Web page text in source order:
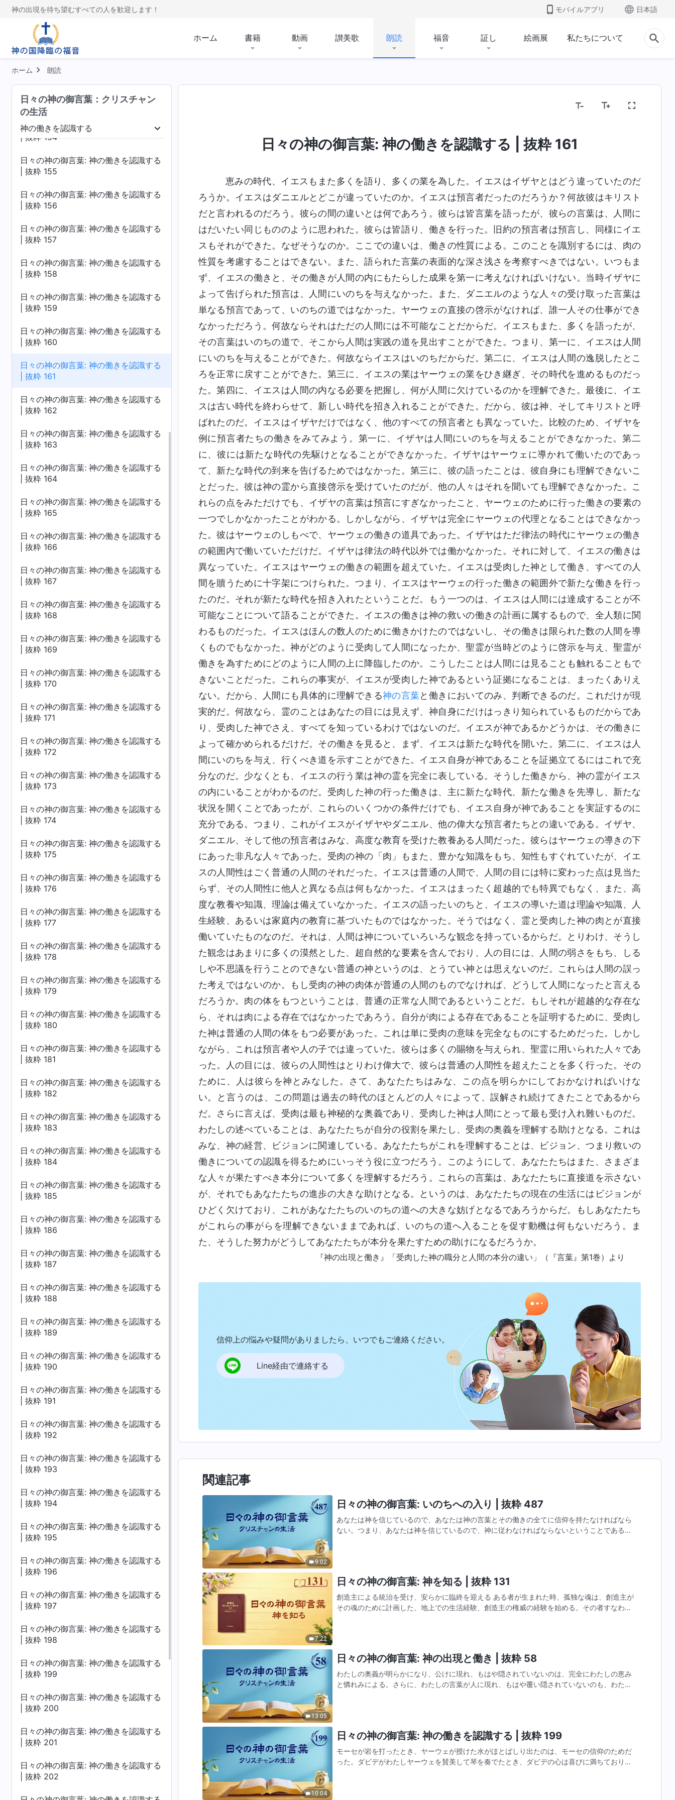
神の出現を待ち望むすべての人を歓迎します！ モバイルアプリ 日本語
ホーム 書籍 動画 讃美歌 朗読 福音 証し 絵画展 私たちについて
ホーム 朗読
日々の神の御言葉：クリスチャン
の生活
神の働きを認識する
受肉 神の働きを認識する 神の性質、および神が所有するものと神そのもの 聖書にまつわる奥義 宗教的観念を暴く 人類の堕落を暴く
日々の神の御言葉: 神の働きを認識する
| 抜粋 151
| 抜粋 152
日々の神の御言葉: 神の働きを認識する
| 抜粋 153
日々の神の御言葉: 神の働きを認識する
| 抜粋 154
日々の神の御言葉: 神の働きを認識する
| 抜粋 155
日々の神の御言葉: 神の働きを認識する
| 抜粋 156
日々の神の御言葉: 神の働きを認識する
| 抜粋 157
日々の神の御言葉: 神の働きを認識する
| 抜粋 158
日々の神の御言葉: 神の働きを認識する
| 抜粋 159
日々の神の御言葉: 神の働きを認識する
| 抜粋 160
日々の神の御言葉: 神の働きを認識する
| 抜粋 161
日々の神の御言葉: 神の働きを認識する
| 抜粋 162
日々の神の御言葉: 神の働きを認識する
| 抜粋 163
日々の神の御言葉: 神の働きを認識する
| 抜粋 164
日々の神の御言葉: 神の働きを認識する
| 抜粋 165
日々の神の御言葉: 神の働きを認識する
| 抜粋 166
日々の神の御言葉: 神の働きを認識する
| 抜粋 167
日々の神の御言葉: 神の働きを認識する
| 抜粋 168
日々の神の御言葉: 神の働きを認識する
| 抜粋 169
日々の神の御言葉: 神の働きを認識する
| 抜粋 170
日々の神の御言葉: 神の働きを認識する
| 抜粋 171
日々の神の御言葉: 神の働きを認識する
| 抜粋 172
日々の神の御言葉: 神の働きを認識する
| 抜粋 173
日々の神の御言葉: 神の働きを認識する
| 抜粋 174
日々の神の御言葉: 神の働きを認識する
| 抜粋 175
日々の神の御言葉: 神の働きを認識する
| 抜粋 176
日々の神の御言葉: 神の働きを認識する
| 抜粋 177
日々の神の御言葉: 神の働きを認識する
| 抜粋 178
日々の神の御言葉: 神の働きを認識する
| 抜粋 179
日々の神の御言葉: 神の働きを認識する
| 抜粋 180
日々の神の御言葉: 神の働きを認識する
| 抜粋 181
日々の神の御言葉: 神の働きを認識する
| 抜粋 182
日々の神の御言葉: 神の働きを認識する
| 抜粋 183
日々の神の御言葉: 神の働きを認識する
| 抜粋 184
日々の神の御言葉: 神の働きを認識する
| 抜粋 185
日々の神の御言葉: 神の働きを認識する
| 抜粋 186
日々の神の御言葉: 神の働きを認識する
| 抜粋 187
日々の神の御言葉: 神の働きを認識する
| 抜粋 188
日々の神の御言葉: 神の働きを認識する
| 抜粋 189
日々の神の御言葉: 神の働きを認識する
| 抜粋 190
日々の神の御言葉: 神の働きを認識する
| 抜粋 191
日々の神の御言葉: 神の働きを認識する
| 抜粋 192
日々の神の御言葉: 神の働きを認識する
| 抜粋 193
日々の神の御言葉: 神の働きを認識する
| 抜粋 194
日々の神の御言葉: 神の働きを認識する
| 抜粋 195
日々の神の御言葉: 神の働きを認識する
| 抜粋 196
日々の神の御言葉: 神の働きを認識する
| 抜粋 197
日々の神の御言葉: 神の働きを認識する
| 抜粋 198
日々の神の御言葉: 神の働きを認識する
| 抜粋 199
日々の神の御言葉: 神の働きを認識する
| 抜粋 200
日々の神の御言葉: 神の働きを認識する
| 抜粋 201
日々の神の御言葉: 神の働きを認識する
| 抜粋 202
日々の神の御言葉: 神の働きを認識する | 抜粋 161
恵みの時代、イエスもまた多くを語り、多くの業を為した。イエスはイザヤとはどう違っていたのだ
ろうか。イエスはダニエルとどこが違っていたのか。イエスは預言者だったのだろうか？何故彼はキリスト
だと言われるのだろう。彼らの間の違いとは何であろう。彼らは皆言葉を語ったが、彼らの言葉は、人間に
はだいたい同じもののように思われた。彼らは皆語り、働きを行った。旧約の預言者は預言し、同様にイエ
スもそれができた。なぜそうなのか。ここでの違いは、働きの性質による。このことを識別するには、肉の
性質を考慮することはできない。また、語られた言葉の表面的な深さ浅さを考察すべきではない。いつもま
ず、イエスの働きと、その働きが人間の内にもたらした成果を第一に考えなければいけない。当時イザヤに
よって告げられた預言は、人間にいのちを与えなかった。また、ダニエルのような人々の受け取った言葉は
単なる預言であって、いのちの道ではなかった。ヤーウェの直接の啓示がなければ、誰一人その仕事ができ
なかっただろう。何故ならそれはただの人間には不可能なことだからだ。イエスもまた、多くを語ったが、
その言葉はいのちの道で、そこから人間は実践の道を見出すことができた。つまり、第一に、イエスは人間
にいのちを与えることができた。何故ならイエスはいのちだからだ。第二に、イエスは人間の逸脱したとこ
ろを正常に戻すことができた。第三に、イエスの業はヤーウェの業をひき継ぎ、その時代を進めるものだっ
た。第四に、イエスは人間の内なる必要を把握し、何が人間に欠けているのかを理解できた。最後に、イエ
スは古い時代を終わらせて、新しい時代を招き入れることができた。だから、彼は神、そしてキリストと呼
ばれたのだ。イエスはイザヤだけではなく、他のすべての預言者とも異なっていた。比較のため、イザヤを
例に預言者たちの働きをみてみよう。第一に、イザヤは人間にいのちを与えることができなかった。第二
に、彼には新たな時代の先駆けとなることができなかった。イザヤはヤーウェに導かれて働いたのであっ
て、新たな時代の到来を告げるためではなかった。第三に、彼の語ったことは、彼自身にも理解できないこ
とだった。彼は神の霊から直接啓示を受けていたのだが、他の人々はそれを聞いても理解できなかった。こ
れらの点をみただけでも、イザヤの言葉は預言にすぎなかったこと、ヤーウェのために行った働きの要素の
一つでしかなかったことがわかる。しかしながら、イザヤは完全にヤーウェの代理となることはできなかっ
た。彼はヤーウェのしもべで、ヤーウェの働きの道具であった。イザヤはただ律法の時代にヤーウェの働き
の範囲内で働いていただけだ。イザヤは律法の時代以外では働かなかった。それに対して、イエスの働きは
異なっていた。イエスはヤーウェの働きの範囲を超えていた。イエスは受肉した神として働き、すべての人
間を贖うために十字架につけられた。つまり、イエスはヤーウェの行った働きの範囲外で新たな働きを行っ
たのだ。それが新たな時代を招き入れたということだ。もう一つのは、イエスは人間には達成することが不
可能なことについて語ることができた。イエスの働きは神の救いの働きの計画に属するもので、全人類に関
わるものだった。イエスはほんの数人のために働きかけたのではないし、その働きは限られた数の人間を導
くものでもなかった。神がどのように受肉して人間になったか、聖霊が当時どのように啓示を与え、聖霊が
働きを為すためにどのように人間の上に降臨したのか。こうしたことは人間には見ることも触れることもで
きないことだった。これらの事実が、イエスが受肉した神であるという証拠になることは、まったくありえ
ない。だから、人間にも具体的に理解できる神の言葉と働きにおいてのみ、判断できるのだ。これだけが現
実的だ。何故なら、霊のことはあなたの目には見えず、神自身にだけはっきり知られているものだからであ
り、受肉した神でさえ、すべてを知っているわけではないのだ。イエスが神であるかどうかは、その働きに
よって確かめられるだけだ。その働きを見ると、まず、イエスは新たな時代を開いた。第二に、イエスは人
間にいのちを与え、行くべき道を示すことができた。イエス自身が神であることを証拠立てるにはこれで充
分なのだ。少なくとも、イエスの行う業は神の霊を完全に表している。そうした働きから、神の霊がイエス
の内にいることがわかるのだ。受肉した神の行った働きは、主に新たな時代、新たな働きを先導し、新たな
状況を開くことであったが、これらのいくつかの条件だけでも、イエス自身が神であることを実証するのに
充分である。つまり、これがイエスがイザヤやダニエル、他の偉大な預言者たちとの違いである。イザヤ、
ダニエル、そして他の預言者はみな、高度な教育を受けた教養ある人間だった。彼らはヤーウェの導きの下
にあった非凡な人々であった。受肉の神の「肉」もまた、豊かな知識をもち、知性もすぐれていたが、イエ
スの人間性はごく普通の人間のそれだった。イエスは普通の人間で、人間の目には特に変わった点は見当た
らず、その人間性に他人と異なる点は何もなかった。イエスはまったく超越的でも特異でもなく、また、高
度な教養や知識、理論は備えていなかった。イエスの語ったいのちと、イエスの導いた道は理論や知識、人
生経験、あるいは家庭内の教育に基づいたものではなかった。そうではなく、霊と受肉した神の肉とが直接
働いていたものなのだ。それは、人間は神についていろいろな観念を持っているからだ。とりわけ、そうし
た観念はあまりに多くの漠然とした、超自然的な要素を含んでおり、人の目には、人間の弱さをもち、しる
しや不思議を行うことのできない普通の神というのは、とうてい神とは思えないのだ。これらは人間の誤っ
た考えではないのか。もし受肉の神の肉体が普通の人間のものでなければ、どうして人間になったと言える
だろうか。肉の体をもつということは、普通の正常な人間であるということだ。もしそれが超越的な存在な
ら、それは肉による存在ではなかったであろう。自分が肉による存在であることを証明するために、受肉し
た神は普通の人間の体をもつ必要があった。これは単に受肉の意味を完全なものにするためだった。しかし
ながら、これは預言者や人の子では違っていた。彼らは多くの賜物を与えられ、聖霊に用いられた人々であ
った。人の目には、彼らの人間性はとりわけ偉大で、彼らは普通の人間性を超えたことを多く行った。その
ために、人は彼らを神とみなした。さて、あなたたちはみな、この点を明らかにしておかなければいけな
い。と言うのは、この問題は過去の時代のほとんどの人々によって、誤解され続けてきたことであるから
だ。さらに言えば、受肉は最も神秘的な奥義であり、受肉した神は人間にとって最も受け入れ難いものだ。
わたしの述べていることは、あなたたちが自分の役割を果たし、受肉の奥義を理解する助けとなる。これは
みな、神の経営、ビジョンに関連している。あなたたちがこれを理解することは、ビジョン、つまり救いの
働きについての認識を得るためにいっそう役に立つだろう。このようにして、あなたたちはまた、さまざま
な人々が果たすべき本分について多くを理解するだろう。これらの言葉は、あなたたちに直接道を示さない
が、それでもあなたたちの進歩の大きな助けとなる。というのは、あなたたちの現在の生活にはビジョンが
ひどく欠けており、これがあなたたちのいのちの道への大きな妨げとなるであろうからだ。もしあなたたち
がこれらの事がらを理解できないままであれば、いのちの道へ入ることを促す動機は何もないだろう。ま
た、そうした努力がどうしてあなたたちが本分を果たすための助けになるだろうか。
『神の出現と働き』「受肉した神の職分と人間の本分の違い」（『言葉』第1巻）より
信仰上の悩みや疑問がありましたら、いつでもご連絡ください。
Line経由で連絡する
関連記事
9:02
日々の神の御言葉: いのちへの入り | 抜粋 487
あなたは神を信じているので、あなたは神の言葉とその働きの全てに信仰を持たなければなら
ない。つまり、あなたは神を信じているので、神に従わなければならないということである。
7:22
日々の神の御言葉: 神を知る | 抜粋 131
創造主による統治を受け、安らかに臨終を迎える ある者が生まれた時、孤独な魂は、創造主が
その魂のために計画した、地上での生活経験、創造主の権威の経験を始める。その者すなわち
13:05
日々の神の御言葉: 神の出現と働き | 抜粋 58
わたしの奥義が明らかになり、公けに現れ、もはや隠されていないのは、完全にわたしの恵み
と憐れみによる。さらに、わたしの言葉が人に現れ、もはや覆い隠されていないのも、わたし
10:04
日々の神の御言葉: 神の働きを認識する | 抜粋 199
モーセが岩を打ったとき、ヤーウェが授けた水がほとばしり出たのは、モーセの信仰のためだ
った。ダビデがわたしヤーウェを賛美して琴を奏でたとき、ダビデの心は喜びに満ちており、